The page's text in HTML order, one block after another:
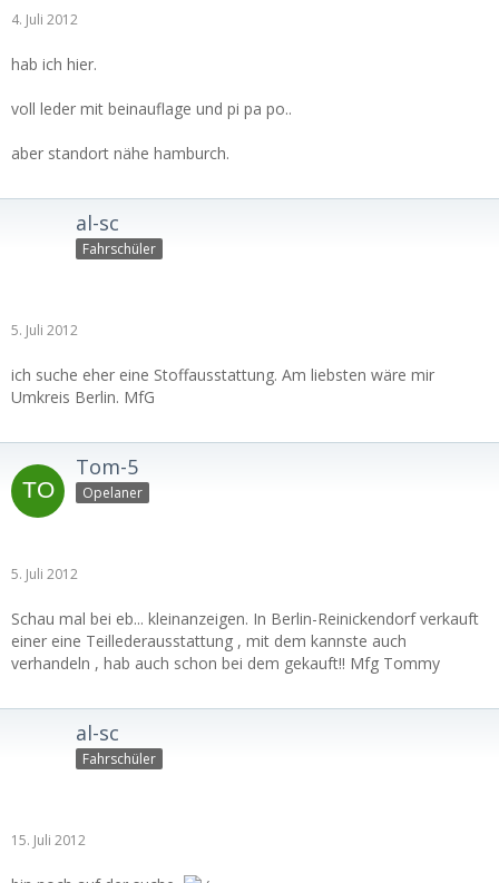
4. Juli 2012
hab ich hier.
voll leder mit beinauflage und pi pa po..
aber standort nähe hamburch.
al-sc
Fahrschüler
5. Juli 2012
ich suche eher eine Stoffausstattung. Am liebsten wäre mir
Umkreis Berlin. MfG
Tom-5
Opelaner
5. Juli 2012
Schau mal bei eb... kleinanzeigen. In Berlin-Reinickendorf verkauft
einer eine Teillederausstattung , mit dem kannste auch
verhandeln , hab auch schon bei dem gekauft!! Mfg Tommy
al-sc
Fahrschüler
15. Juli 2012